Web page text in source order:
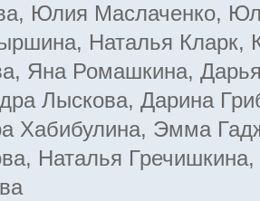
Юлия Маслаченко,
Наталья Кларк,
Яна Ромашкина,
Лыскова, Дарина
Хабибулина, Эмма
Наталья